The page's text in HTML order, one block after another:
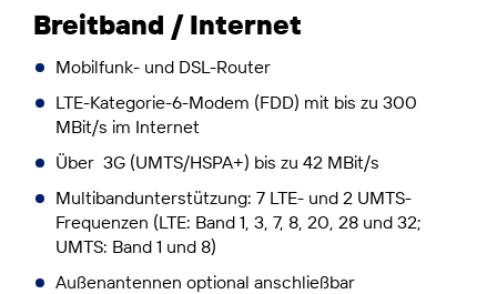
Breitband / Internet
Mobilfunk- und DSL-Router
LTE-Kategorie-6-Modem (FDD) mit bis zu 300
MBit/s im Internet
Über 3G (UMTS/HSPA+) bis zu 42 MBit/s
Multibandunterstützung: 7 LTE- und 2 UMTS-
Frequenzen (LTE: Band 1, 3, 7, 8, 20, 28 und 32;
UMTS: Band 1 und 8)
Außenantennen optional anschließbar